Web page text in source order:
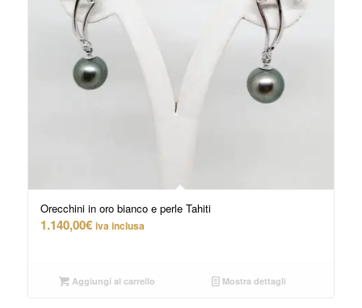
Orecchini in oro bianco e perle Tahiti
1.140,00€ iva inclusa
Aggiungi al carrello Mostra dettagli